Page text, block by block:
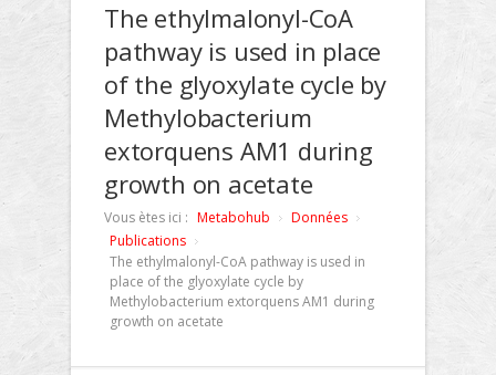
The ethylmalonyl-CoA
pathway is used in place
of the glyoxylate cycle by
Methylobacterium
extorquens AM1 during
growth on acetate
Vous ètes ici : Metabohub
Données
Publications
The ethylmalonyl-CoA pathway is used in
place of the glyoxylate cycle by
Methylobacterium extorquens AM1 during
growth on acetate